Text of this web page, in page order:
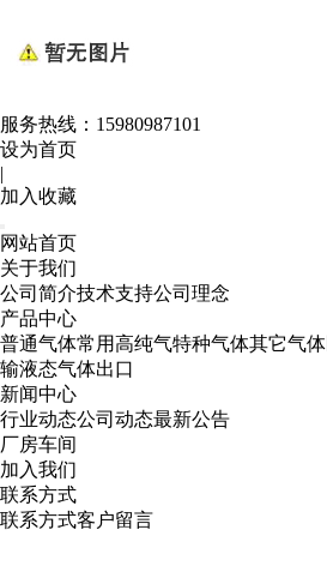
服务热线： 15980987101
设为首页
|
加入收藏
网站首页
关于我们
公司简介技术支持公司理念
产品中心
普通气体常用高纯气特种气体其它气体
输液态气体出口
新闻中心
行业动态公司动态最新公告
厂房车间
加入我们
联系方式
联系方式客户留言